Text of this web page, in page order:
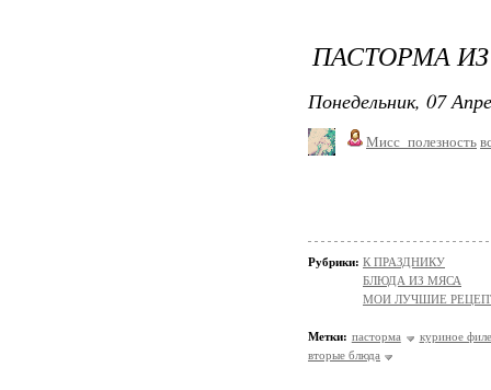
ПАСТОРМА
Понедельник, 07
Мисс_полезность
Рубрики: К ПРАЗДНИКУ
БЛЮДА ИЗ МЯСА
МОИ ЛУЧШИЕ
Метки: пасторма
куриное
вторые блюда